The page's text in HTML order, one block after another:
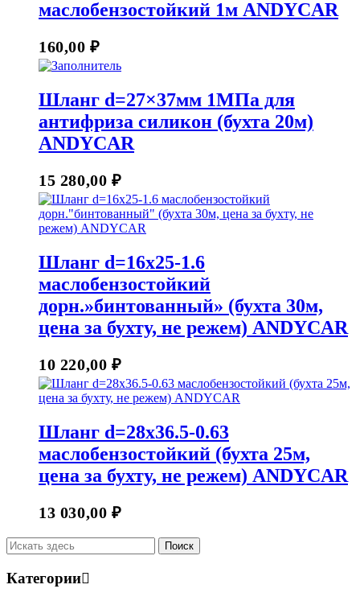
маслобензостойкий 1м ANDYCAR
160,00₽
Шланг d=27×37мм 1МПа для
антифриза силикон (бухта 20м)
ANDYCAR
15 280,00 ₽
Шланг d=16х25-1.6
маслобензостойкий
дорн.»бинтованный» (бухта 30м,
цена за бухту, не режем) ANDYCAR
10 220,00 ₽
Шланг d=28х36.5-0.63
маслобензостойкий (бухта 25м,
цена за бухту, не режем) ANDYCAR
13 030,00 ₽
Категории